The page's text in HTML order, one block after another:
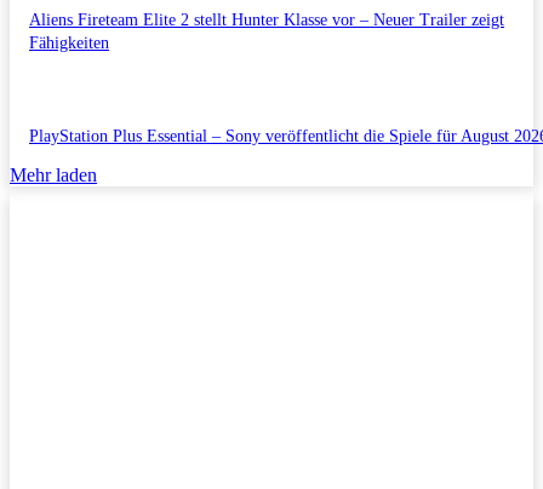
Aliens Fireteam Elite 2 stellt Hunter Klasse vor – Neuer Trailer zeigt
Fähigkeiten
PlayStation Plus Essential – Sony veröffentlicht die Spiele für August
Mehr laden